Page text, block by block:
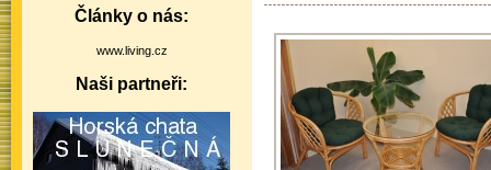
Články o nás:
www.living.cz
Naši partneři: